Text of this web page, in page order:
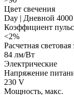
Цвет свечения
Day | Дневной
Коэффициент
<2%
Расчетная
84 лм/Вт
Электрические
Напряжение
230 V
Мощность, макс.